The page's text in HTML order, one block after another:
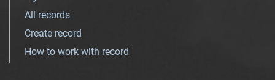
All records
Create record
How to work with record